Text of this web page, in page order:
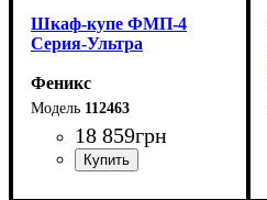
Шкаф-купе ФМП-4
Серия-Ультра
Феникс
112463
18 859грн